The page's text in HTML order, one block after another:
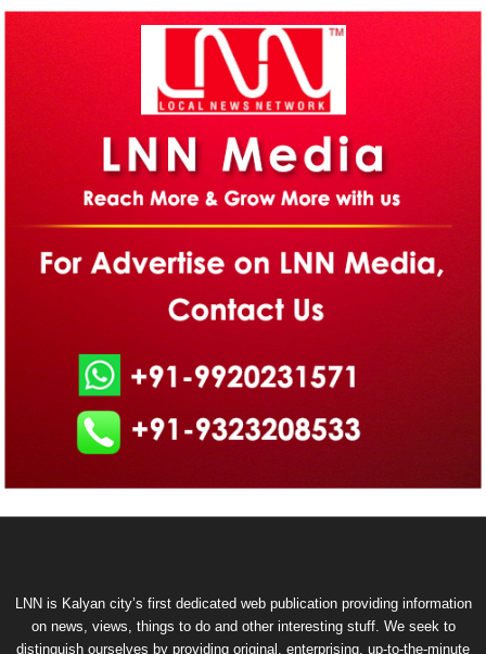
LNN is Kalyan city’s first dedicated web publication providing information
on news, views, things to do and other interesting stuff. We seek to
distinguish ourselves by providing original, enterprising, up-to-the-minute